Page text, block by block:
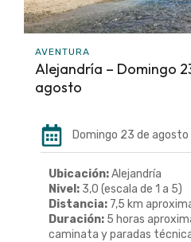
AVENTURA
Alejandría – Domingo
agosto
Domingo 23 de agosto
Ubicación:Alejandría
Nivel: 3,0 (escala de 1 a 5)
Distancia: 7,5 km
Duración: 5 horas
caminata y paradas